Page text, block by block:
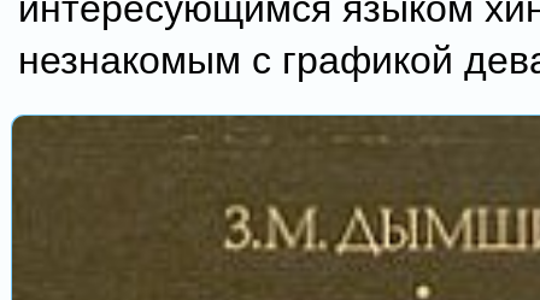
незнакомым с графикой